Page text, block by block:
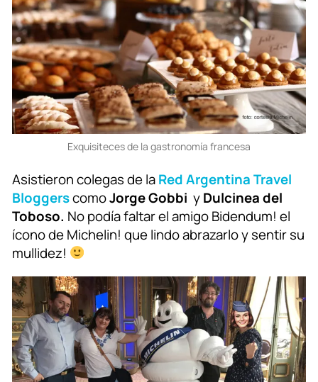
Exquisiteces de la gastronomía francesa
Asistieron colegas de laRed Argentina Travel
BloggerscomoJorge Gobbi yDulcinea del
Toboso. No podía faltar el amigo Bidendum! el
ícono de Michelin! que lindo abrazarlo y sentir su
mullidez!